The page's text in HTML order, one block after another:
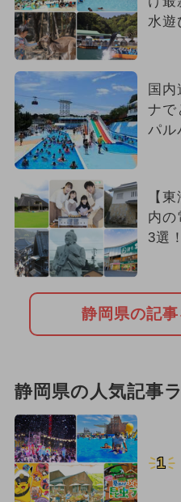
水遊
国内
ナで
パ
【
内の
3選
静岡県の記
静岡県の人気記事
1